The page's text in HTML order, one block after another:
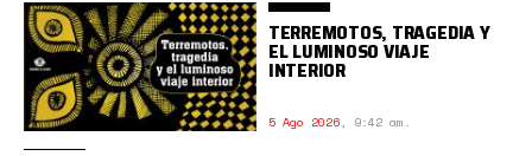
TERREMOTOS, TRAGEDIA Y
EL LUMINOSO VIAJE
INTERIOR
5 Ago 2026, 9:42 am.